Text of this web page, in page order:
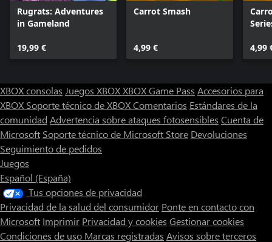
Rugrats: Adventures
in Gameland
19,99 €
Carrot Smash
4,99 € 4,99
XBOX consolas Juegos XBOXXBOX Game Pass Accesorios para
XBOX Soporte técnico de XBOXComentarios Estándares de la
comunidad Advertencia sobre ataques fotosensibles Cuenta de
Microsoft Soporte técnico de Microsoft Store Devoluciones
Seguimiento de pedidos
Juegos
Español (España)
Tus opciones de privacidad
Privacidad de la salud del consumidor Ponte en contacto con
Microsoft Imprimir Privacidad y cookies Gestionar cookies
Condiciones de uso Marcas registradas Avisos sobre terceros